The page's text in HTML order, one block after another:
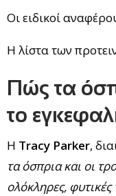
Οι ειδικοί
Η λίστα των
Πώς τα
το
Η Tracy Parker,
τα όσπρια και οι
ολόκληρες,